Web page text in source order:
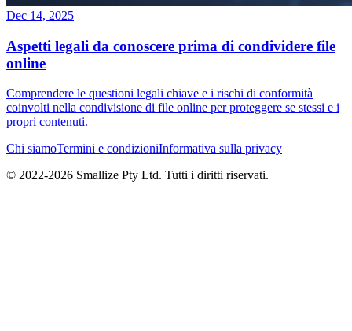
Dec 14, 2025
Aspetti legali da conoscere prima di condividere file
online
Comprendere le questioni legali chiave e i rischi di conformità
coinvolti nella condivisione di file online per proteggere se stessi e i
propri contenuti.
Chi siamoTermini e condizioniInformativa sulla privacy
© 2022-2026 Smallize Pty Ltd. Tutti i diritti riservati.